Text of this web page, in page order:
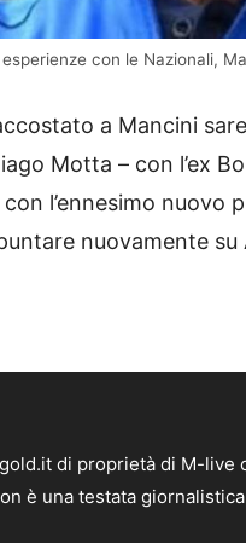
con le Nazionali,
a Mancini
Motta – con l’ex
l’ennesimo nuovo
nuovamente
di proprietà di M-live
è una testata